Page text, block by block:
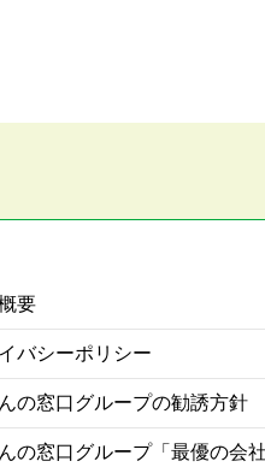
要
バシーポリシー
の窓口グループの勧誘方針
の窓口グループ「最優の会